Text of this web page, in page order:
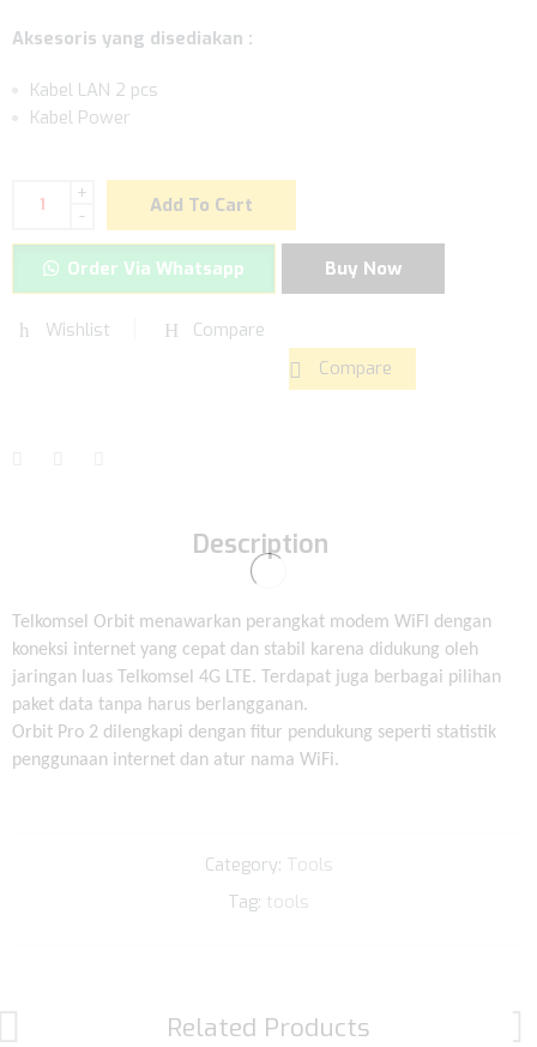
Aksesoris yang disediakan :
Kabel LAN 2 pcs
Kabel Power
+
-
Add To Cart
Order Via Whatsapp Buy Now
Wishlist
Compare
Compare
Description
Telkomsel Orbit menawarkan perangkat modem WiFI dengan
koneksi internet yang cepat dan stabil karena didukung oleh
jaringan luas Telkomsel 4G LTE. Terdapat juga berbagai pilihan
paket data tanpa harus berlangganan.
Orbit Pro 2 dilengkapi dengan fitur pendukung seperti statistik
penggunaan internet dan atur nama WiFi.
Category: Tools
Tag: tools
Related Products